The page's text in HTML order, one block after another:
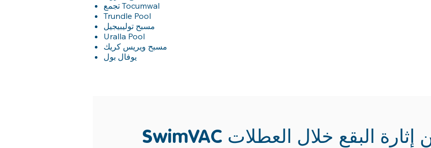
تجمع Tocumwal
Trundle Pool
Uralla Pool
SwimVAC هو كل شيء عن إثارة البقع خلال العطلات